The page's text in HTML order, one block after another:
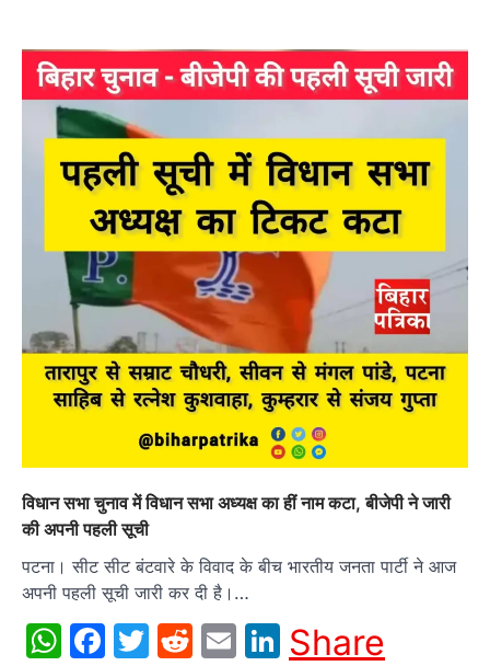
विधान सभा चुनाव में विधान सभा अध्यक्ष का हीं नाम कटा, बीजेपी ने जारी
की अपनी पहली सूची
पटना। सीट सीट बंटवारे के विवाद के बीच भारतीय जनता पार्टी ने आज
अपनी पहली सूची जारी कर दी है।…
WhatsApp
Facebook
Twitter
Reddit
EmailLinkedIn
Share